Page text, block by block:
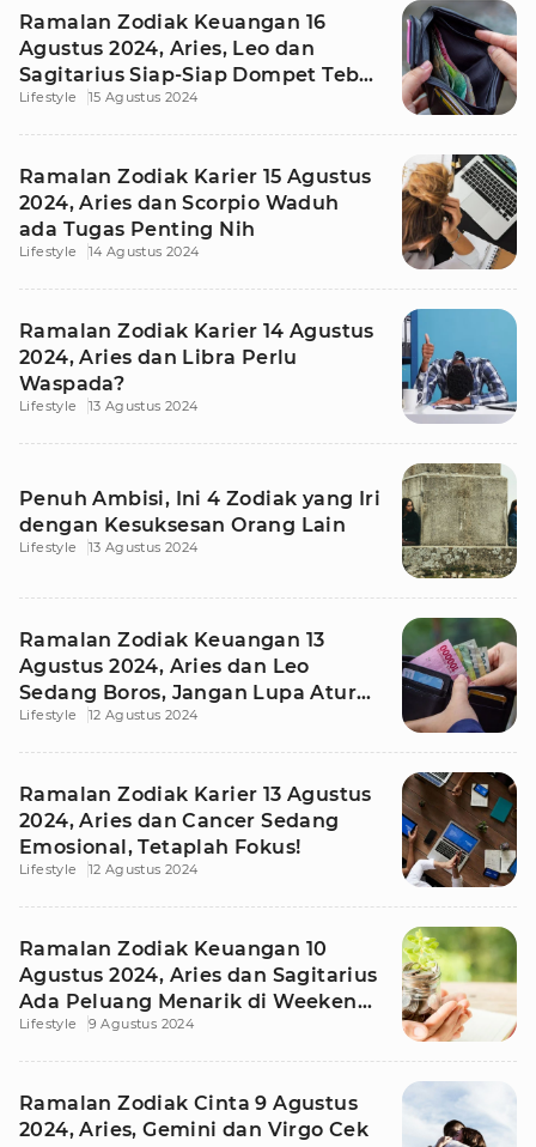
Ramalan Zodiak Keuangan 16
Agustus 2024, Aries, Leo dan
Sagitarius Siap-Siap Dompet Tebal
atau Tipis
Lifestyle 15 Agustus 2024
Ramalan Zodiak Karier 15 Agustus
2024, Aries dan Scorpio Waduh
ada Tugas Penting Nih
Lifestyle 14 Agustus 2024
Ramalan Zodiak Karier 14 Agustus
2024, Aries dan Libra Perlu
Waspada?
Lifestyle 13 Agustus 2024
Penuh Ambisi, Ini 4 Zodiak yang Iri
dengan Kesuksesan Orang Lain
Lifestyle 13 Agustus 2024
Ramalan Zodiak Keuangan 13
Agustus 2024, Aries dan Leo
Sedang Boros, Jangan Lupa Atur
Pengeluaran!
Lifestyle 12 Agustus 2024
Ramalan Zodiak Karier 13 Agustus
2024, Aries dan Cancer Sedang
Emosional, Tetaplah Fokus!
Lifestyle 12 Agustus 2024
Ramalan Zodiak Keuangan 10
Agustus 2024, Aries dan Sagitarius
Ada Peluang Menarik di Weekend
Ini
Lifestyle 9 Agustus 2024
Ramalan Zodiak Cinta 9 Agustus
2024, Aries, Gemini dan Virgo Cek